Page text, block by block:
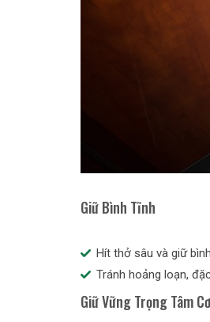
Giữ Bình Tĩnh
Hít thở sâu và giữ
Tránh hoảng loạn,
Giữ Vững Trọng Tâm